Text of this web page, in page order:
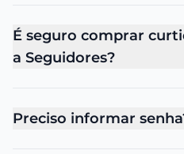
É seguro comprar
a Seguidores?
Preciso informar